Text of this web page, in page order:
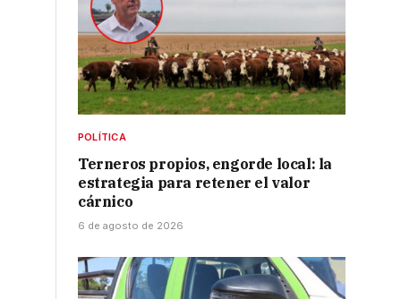
POLÍTICA
Terneros propios, engorde local: la
estrategia para retener el valor
cárnico
6 de agosto de 2026